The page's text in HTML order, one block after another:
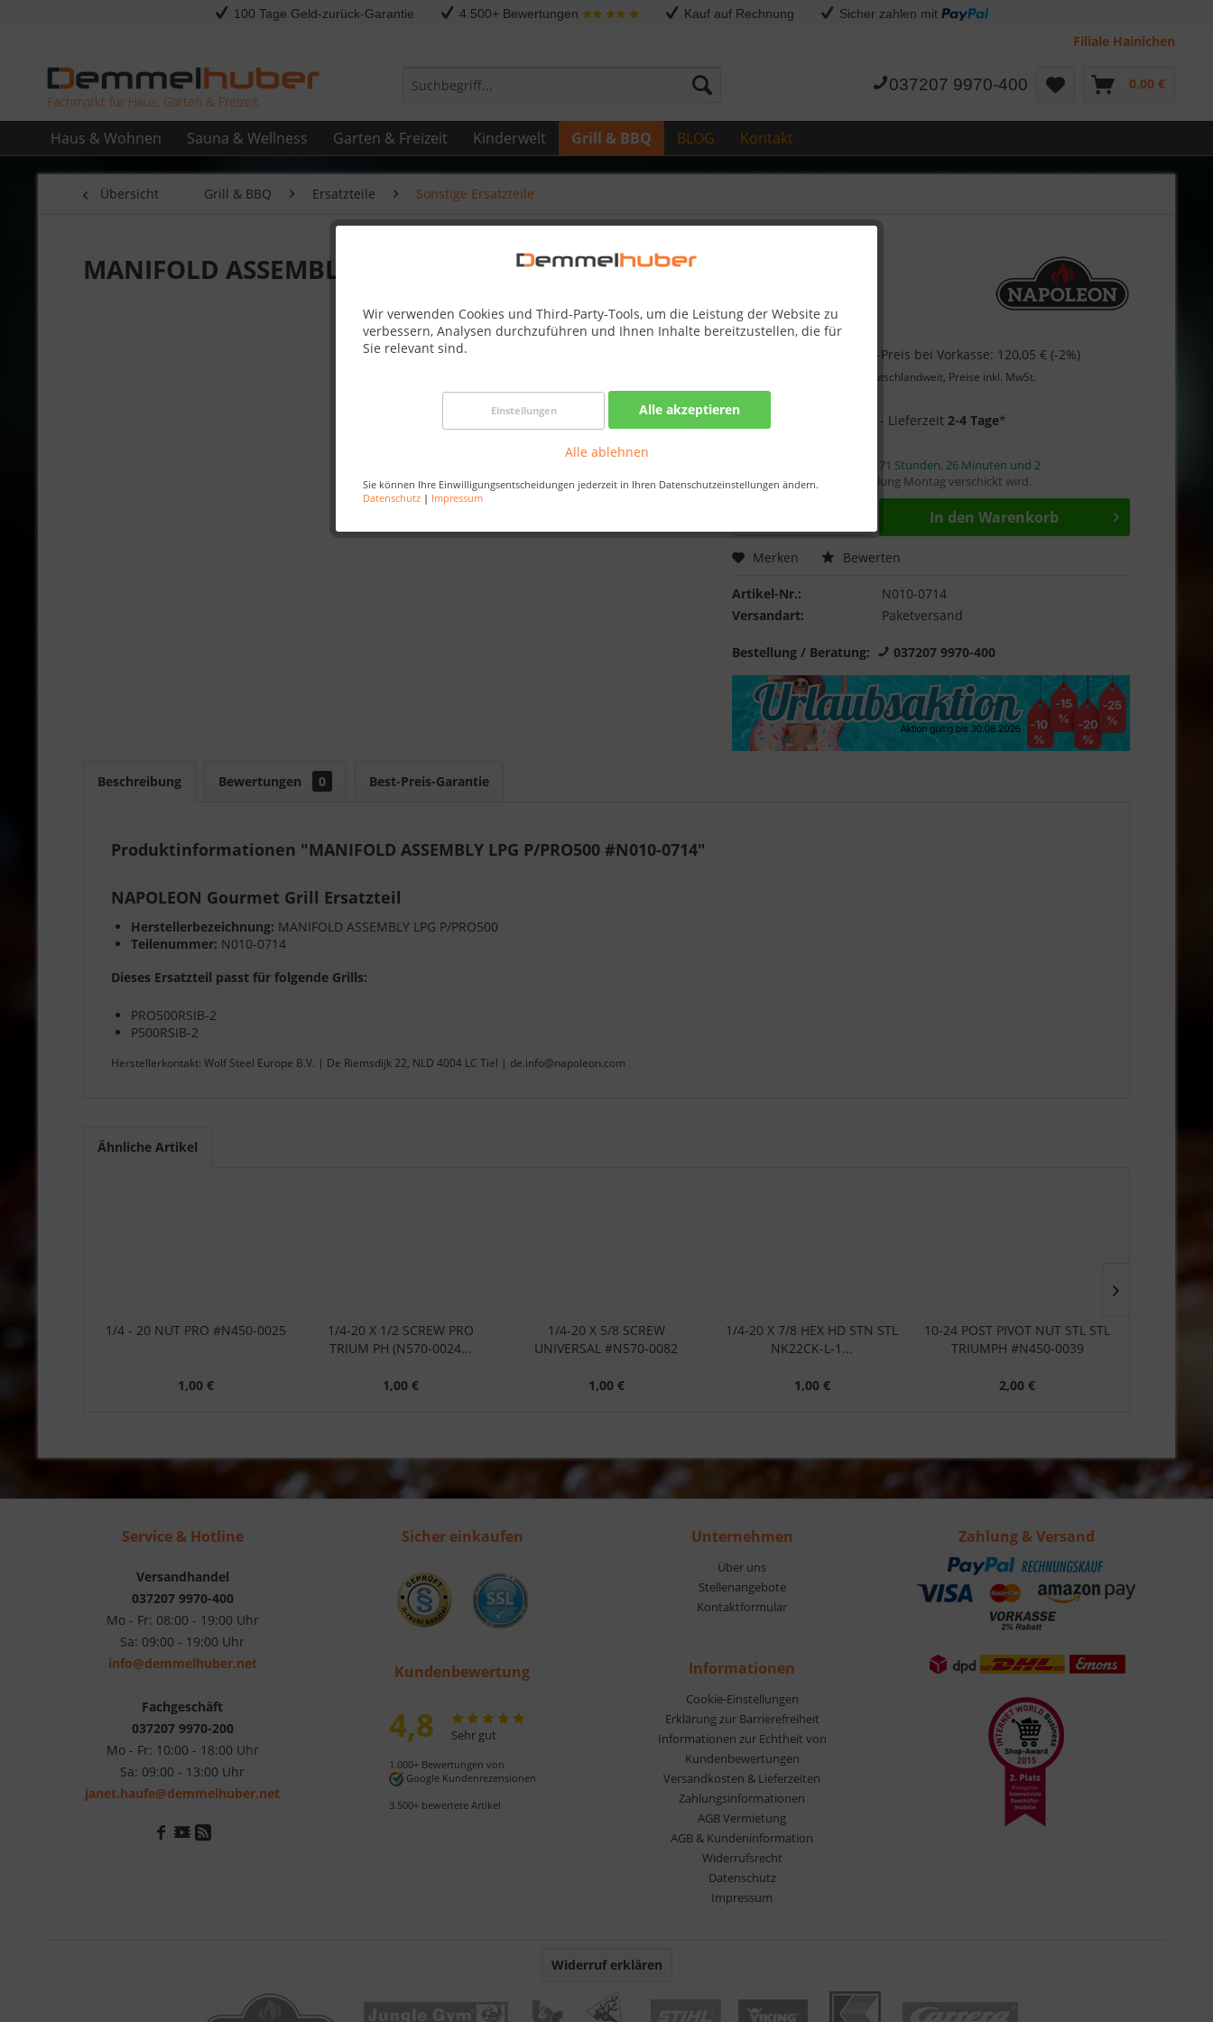
100 Tage Geld-zurück-Garantie 4.500+ Bewertungen Kauf auf Rechnung Sicher zahlen mit
Filiale Hainichen
Fachmarkt für Haus, Garten & Freizeit
037207 9970-400 0,00 €
Haus & Wohnen Sauna & Wellness Garten & Freizeit Kinderwelt Grill & BBQ BLOG Kontakt
Wir verwenden Cookies und Third-Party-Tools, um die Leistung der Website zu
verbessern, Analysen durchzuführen und Ihnen Inhalte bereitzustellen, die für
Sie relevant sind.
Einstellungen Alle akzeptieren
Alle ablehnen
Sie können Ihre Einwilligungsentscheidungen jederzeit in Ihren Datenschutzeinstellungen ändern.
Datenschutz | Impressum
Übersicht Grill & BBQ Ersatzteile Sonstige Ersatzteile
MANIFOLD ASSEMBLY LPG P/PRO500 #N010-0714
Skonto-Preis bei Vorkasse: 120,05 € (-2%)
deutschlandweit, Preise inkl. MwSt.
- Lieferzeit2-4 Tage*
71 Stunden, 26 Minuten und 1
Sekunde , damit die Bestellung Montag verschickt wird.
In den Warenkorb
Merken Bewerten
Artikel-Nr.:
N010-0714
Versandart:
Paketversand
Bestellung / Beratung: 037207 9970-400
Beschreibung Bewertungen 0 Best-Preis-Garantie
Produktinformationen "MANIFOLD ASSEMBLY LPG P/PRO500 #N010-0714"
NAPOLEON Gourmet Grill Ersatzteil
Herstellerbezeichnung: MANIFOLD ASSEMBLY LPG P/PRO500
Teilenummer: N010-0714
Dieses Ersatzteil passt für folgende Grills:
PRO500RSIB-2
P500RSIB-2
Herstellerkontakt: Wolf Steel Europe B.V. | De Riemsdijk 22, NLD 4004 LC Tiel | de.info@napoleon.com
Ähnliche Artikel
1/4 - 20 NUT PRO #N450-0025
1,00 €
1/4-20 X 1/2 SCREW PRO
TRIUM PH (N570-0024...
1,00 €
1/4-20 X 5/8 SCREW
UNIVERSAL #N570-0082
1,00 €
1/4-20 X 7/8 HEX HD STN STL
NK22CK-L-1...
1,00 €
10-24 POST PIVOT NUT STL STL
TRIUMPH #N450-0039
2,00 €
Service & Hotline
Versandhandel
037207 9970-400
Mo - Fr: 08:00 - 19:00 Uhr
Sa: 09:00 - 19:00 Uhr
info@demmelhuber.net
Fachgeschäft
037207 9970-200
Mo - Fr: 10:00 - 18:00 Uhr
Sa: 09:00 - 13:00 Uhr
janet.haufe@demmelhuber.net
Sicher einkaufen
Kundenbewertung
4,8 Sehr gut
1.000+ Bewertungen von
Google Kundenrezensionen
3.500+ bewertete Artikel
Unternehmen
Über uns
Stellenangebote
Kontaktformular
Informationen
Cookie-Einstellungen
Erklärung zur Barrierefreiheit
Informationen zur Echtheit von
Kundenbewertungen
Versandkosten & Lieferzeiten
Zahlungsinformationen
AGB Vermietung
AGB & Kundeninformation
Widerrufsrecht
Datenschutz
Impressum
Zahlung & Versand
Widerruf erklären